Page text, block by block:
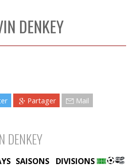
DENKEY
Partager Mail
DENKEY
SAISONS
DIVISIONS